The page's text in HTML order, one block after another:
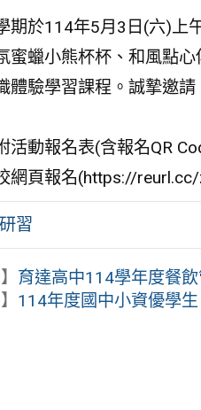
期於114年5月3日(六)上
蜜蠟小熊杯杯、和風點
體驗學習課程。誠摯邀
活動報名表(含報名QR
網頁報名(https://reurl.cc/
習
育達高中114學年度餐
114年度國中小資優學